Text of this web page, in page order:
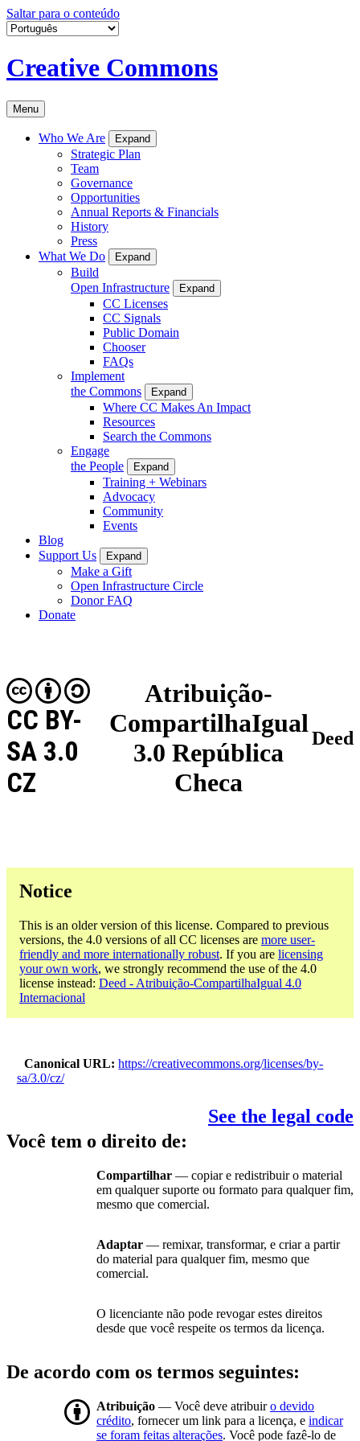
Saltar para o conteúdo
Creative Commons
Menu
Who We Are Expand
Strategic Plan
Team
Governance
Opportunities
Annual Reports & Financials
History
Press
What We Do
Expand
Build
Open Infrastructure
Expand
CC Licenses
CC Signals
Public Domain
Chooser
FAQs
Implement
the Commons
Expand
Where CC Makes An Impact
Resources
Search the Commons
Engage
the People
Expand
Training + Webinars
Advocacy
Community
Events
Blog
Support Us
Expand
Make a Gift
Open Infrastructure Circle
Donor FAQ
Donate
Atribuição-
CompartilhaIgual
3.0 República
Checa
CC BY-
SA 3.0
CZ
Deed
Notice
This is an older version of this license. Compared to previous
versions, the 4.0 versions of all CC licenses are more user-
friendly and more internationally robust. If you are licensing
your own work, we strongly recommend the use of the 4.0
license instead: Deed - Atribuição-CompartilhaIgual 4.0
Internacional
Canonical URL
https://creativecommons.org/licenses/by-
sa/3.0/cz/
See the legal code
Você tem o direito de:
Compartilhar — copiar e redistribuir o material
em qualquer suporte ou formato para qualquer fim,
mesmo que comercial.
Adaptar — remixar, transformar, e criar a partir
do material para qualquer fim, mesmo que
comercial.
O licenciante não pode revogar estes direitos
desde que você respeite os termos da licença.
De acordo com os termos seguintes:
Atribuição — Você deve atribuiro devido
crédito, fornecer um link para a licença, e indicar
se foram feitas alterações. Você pode fazê-lo de